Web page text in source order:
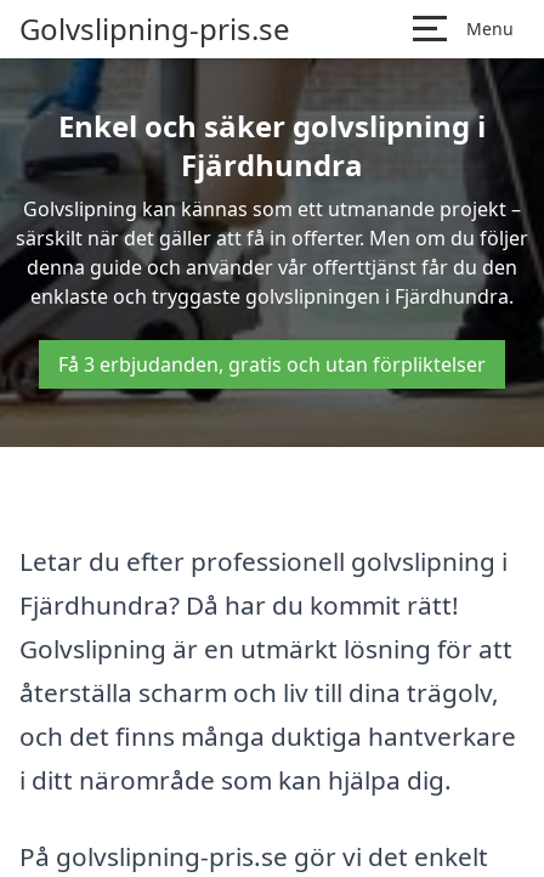
Golvslipning-pris.se Menu
Enkel och säker golvslipning i
Fjärdhundra
Golvslipning kan kännas som ett utmanande projekt –
särskilt när det gäller att få in offerter. Men om du följer
denna guide och använder vår offerttjänst får du den
enklaste och tryggaste golvslipningen i Fjärdhundra.
Få 3 erbjudanden, gratis och utan förpliktelser
Letar du efter professionell golvslipning i
Fjärdhundra? Då har du kommit rätt!
Golvslipning är en utmärkt lösning för att
återställa scharm och liv till dina trägolv,
och det finns många duktiga hantverkare
i ditt närområde som kan hjälpa dig.
På golvslipning-pris.se gör vi det enkelt